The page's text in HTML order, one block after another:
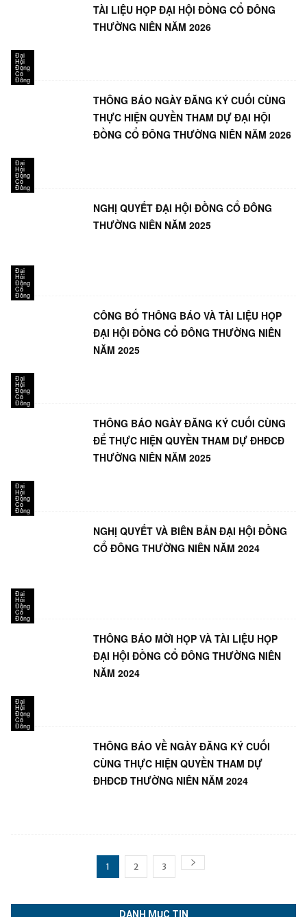
TÀI LIỆU HỌP ĐẠI HỘI ĐỒNG CỔ ĐÔNG
THƯỜNG NIÊN NĂM 2026
Đại
Hội
Đồng
Cổ
Đông
THÔNG BÁO NGÀY ĐĂNG KÝ CUỐI CÙNG
THỰC HIỆN QUYỀN THAM DỰ ĐẠI HỘI
ĐỒNG CỔ ĐÔNG THƯỜNG NIÊN NĂM 2026
Đại
Hội
Đồng
Cổ
Đông
NGHỊ QUYẾT ĐẠI HỘI ĐỒNG CỔ ĐÔNG
THƯỜNG NIÊN NĂM 2025
Đại
Hội
Đồng
Cổ
Đông
CÔNG BỐ THÔNG BÁO VÀ TÀI LIỆU HỌP
ĐẠI HỘI ĐỒNG CỔ ĐÔNG THƯỜNG NIÊN
NĂM 2025
Đại
Hội
Đồng
Cổ
Đông
THÔNG BÁO NGÀY ĐĂNG KÝ CUỐI CÙNG
ĐỂ THỰC HIỆN QUYỀN THAM DỰ ĐHĐCĐ
THƯỜNG NIÊN NĂM 2025
Đại
Hội
Đồng
Cổ
Đông
NGHỊ QUYẾT VÀ BIÊN BẢN ĐẠI HỘI ĐỒNG
CỔ ĐÔNG THƯỜNG NIÊN NĂM 2024
Đại
Hội
Đồng
Cổ
Đông
THÔNG BÁO MỜI HỌP VÀ TÀI LIỆU HỌP
ĐẠI HỘI ĐỒNG CỔ ĐÔNG THƯỜNG NIÊN
NĂM 2024
Đại
Hội
Đồng
Cổ
Đông
THÔNG BÁO VỀ NGÀY ĐĂNG KÝ CUỐI
CÙNG THỰC HIỆN QUYỀN THAM DỰ
ĐHĐCĐ THƯỜNG NIÊN NĂM 2024
1 2 3
DANH MỤC TIN